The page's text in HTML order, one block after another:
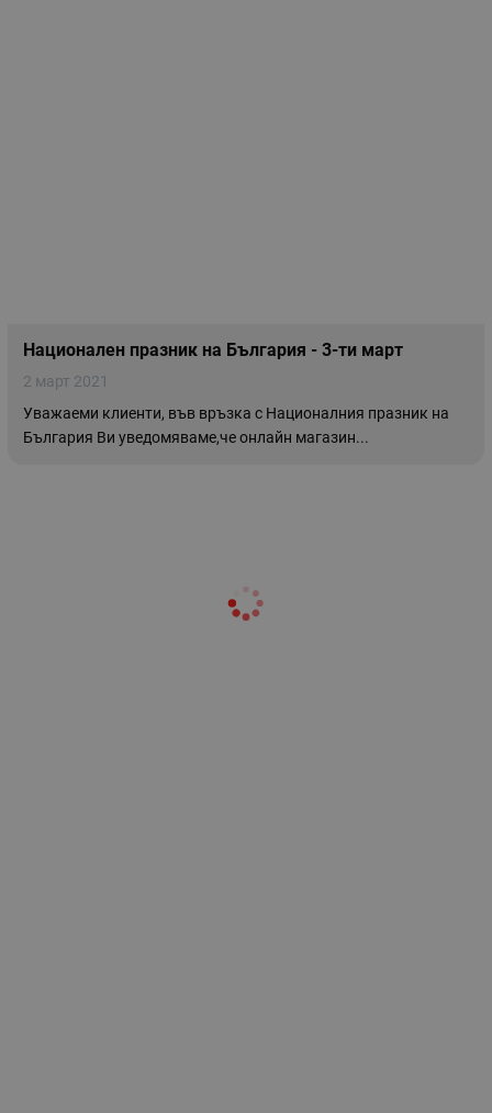
Национален празник на България - 3-ти март
2 март 2021
Уважаеми клиенти, във връзка с Националния празник на
България Ви уведомяваме,че онлайн магазин...